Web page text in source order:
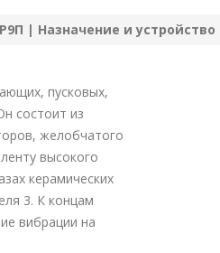
| Назначение и устройство
пусковых,
состоит из
желобчатого
высокого
керамических
3. К концам
вибрации на